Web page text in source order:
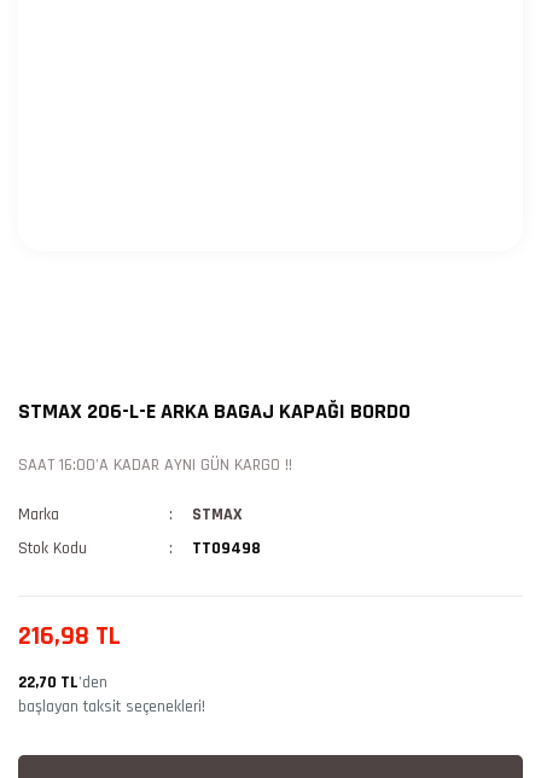
STMAX 206-L-E ARKA BAGAJ KAPAĞI BORDO
SAAT 16:00'A KADAR AYNI GÜN KARGO !!
Marka
STMAX
Stok Kodu
TT09498
216,98 TL
22,70 TL’den
başlayan taksit seçenekleri!